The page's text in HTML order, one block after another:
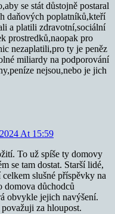
se stát důstojně postaral
daňových poplatníků,kteří
a platili zdravotní,sociální
prostredků,naopak pro
nezaplatili,pro ty je peněz
miliardy na podporování
nejsou,nebo je jich
At 15:59
To už spíše ty domovy
se tam dostat. Starší lidé,
slušné příspěvky na
domova důchodců
obvykle jejich navýšení.
za hloupost.